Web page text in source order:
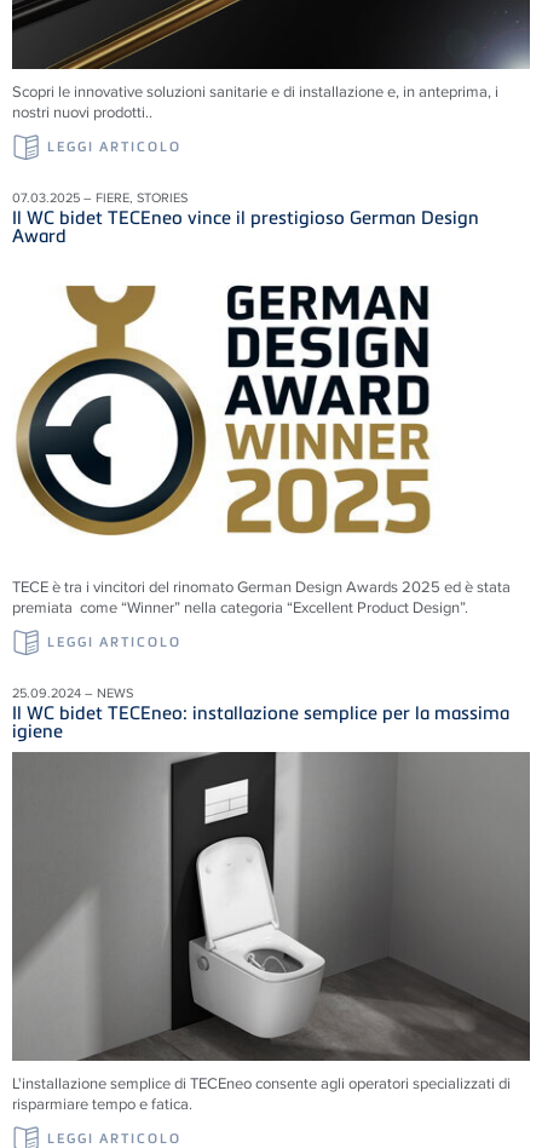
Scopri le innovative soluzioni sanitarie e di installazione e, in anteprima, i
nostri nuovi prodotti..
LEGGI ARTICOLO
07.03.2025 – FIERE, STORIES
Il WC bidet TECEneo vince il prestigioso German Design
Award
TECE è tra i vincitori del rinomato German Design Awards 2025 ed è stata
premiata come “Winner” nella categoria “Excellent Product Design”.
LEGGI ARTICOLO
25.09.2024 – NEWS
Il WC bidet TECEneo: installazione semplice per la massima
igiene
L'installazione semplice di TECEneo consente agli operatori specializzati di
risparmiare tempo e fatica.
LEGGI ARTICOLO